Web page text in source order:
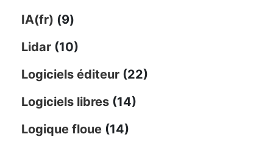
IA(fr) (9)
Lidar (10)
Logiciels éditeur (22)
Logiciels libres (14)
Logique floue (14)